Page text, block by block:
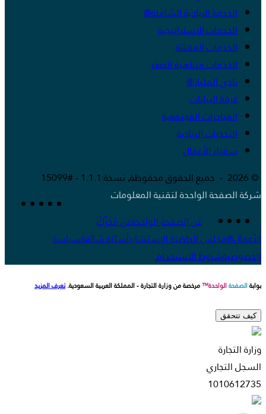
الخدمة الريادية الشاملة®
الخدمات الإستراتيجية
الخدمات المفتتة
الخدمات متناهية الصغر
نادي المليار®
غرفة البيانات
المبادرات المجتمعية
التحديات الريادية
سفراء الأعمال
© 2026 - جميع الحقوق محفوظة, نسخة:1.1.1 - #15099
شركة الصفحة الواحدة لتقنية المعلومات
عن الصفحة الواحدةعن مُحَرِّكُ
الأعمال®مجلس الحاضنة الإستشاريأسئلة شائعةسياسة
الخصوصيةشروط الاستخدام
بوابةالصفحةالواحدة™مرخصة من وزارة التجارة - المملكة العربية السعودية.تعرف المزيد
كيف تتحقق
وزارة التجارة
السجل التجاري
1010612735